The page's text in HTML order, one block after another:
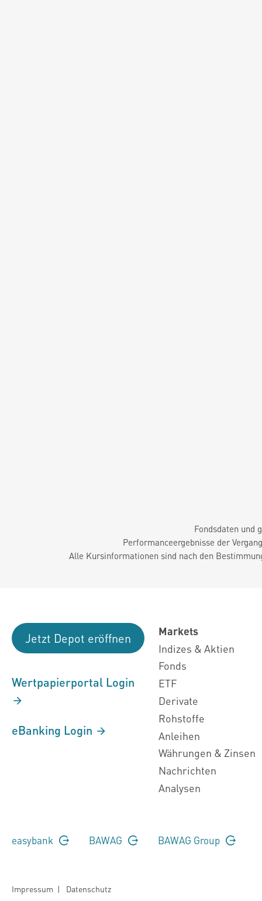
Fondsdaten und
Performanceergebnisse der
Alle Kursinformationen sind nach den
Jetzt Depot eröffnen
Wertpapierportal Login
eBanking Login
Markets
Indizes & Aktien
Fonds
ETF
Derivate
Rohstoffe
Anleihen
Währungen & Zinsen
Nachrichten
Analysen
easybank BAWAG BAWAG Group
Impressum | Datenschutz